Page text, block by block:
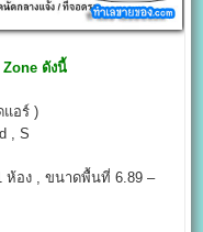
Zone ดังนี้
อร์ )
, S
อง , ขนาดพื้นที่ 6.89 –